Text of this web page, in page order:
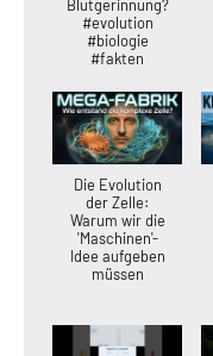
Blutgerinnung?
#evolution
#biologie
#fakten
Die Evolution
der Zelle:
Warum wir die
'Maschinen'-
Idee aufgeben
müssen